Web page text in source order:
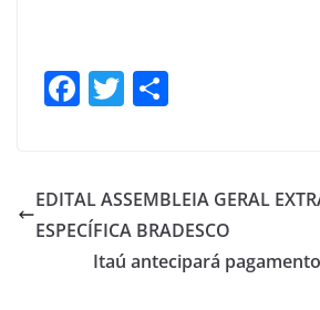
F
e
b
o
T
er e
EDITAL ASSEMBLEIA GERAL
ESPECÍFICA BRADESCO
Itaú antecipará pagamento